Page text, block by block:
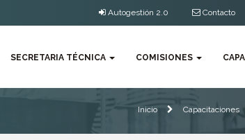
Autogestión 2.0 Contacto
SECRETARIA TÉCNICA COMISIONES
Inicio Capacitaciones